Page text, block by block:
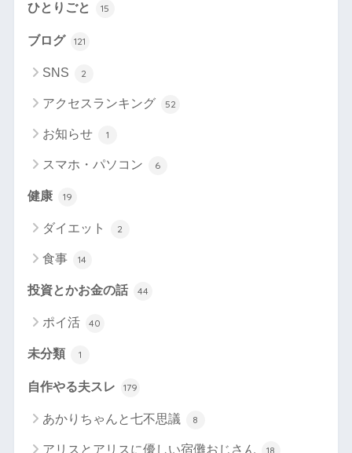
ひとりごと 15
ブログ 121
SNS 2
アクセスランキング 52
お知らせ 1
スマホ・パソコン 6
健康 19
ダイエット 2
食事 14
投資とかお金の話 44
ポイ活 40
未分類 1
自作やる夫スレ 179
あかりちゃんと七不思議 8
アリスとアリスに優しい宿儺おじさん 18